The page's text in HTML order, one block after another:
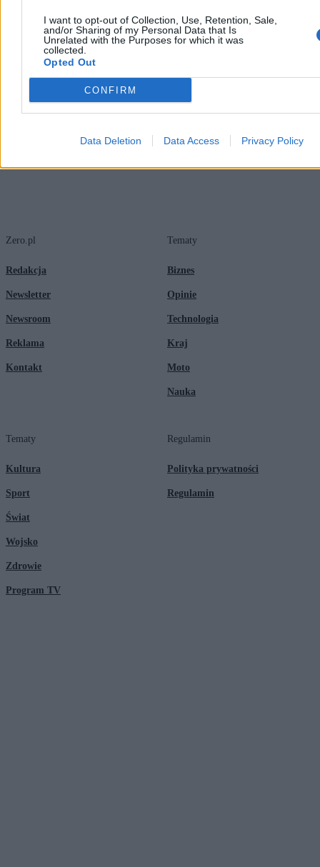
I want to opt-out of Collection, Use, Retention, Sale,
and/or Sharing of my Personal Data that Is
Unrelated with the Purposes for which it was
collected.
Opted Out
CONFIRM
Data Deletion Data Access Privacy Policy
„Epickiej Furii”
Atak na szkołę w Minabie. „Błędne dane wywiadowcze”
Polska dołączy do wojny z Iranem? Sikorski stawia sprawę
Notowania „w trybie paniki”. Ropa znów drożeje
06:10
TVP promowała Instagrama w programie dla dzieci. Powód?
Nie chciała „cenzurować” najmłodszych
Zero.pl
Redakcja
Newsletter
Newsroom
Reklama
Kontakt
Tematy
Biznes
Opinie
Technologia
Kraj
Moto
Nauka
Tematy
Kultura
Sport
Świat
Wojsko
Zdrowie
Program TV
Regulamin
Polityka prywatności
Regulamin